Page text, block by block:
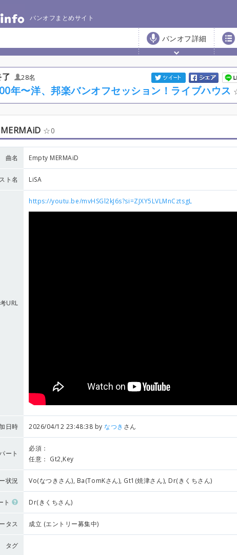
バンオフまとめサイト
バンオフ詳細
28名
年〜洋、邦楽バンオフセッション！ライブハウス
0
曲名 Empty MERMAiD
ト名 LiSA
URL
https://youtu.be/mvHSGl2kJ6s?si=ZJXY5LVLMnCztsgL
日時 2026/04/12 23:48:38 byなつき さん
ート
必須：
任意： Gt2,Key
状況 Vo(なつきさん), Ba(TomKさん), Gt1(焼津さん), Dr(きくちさん)
ト Dr(きくちさん)
タス 成立 (エントリー募集中)
タグ